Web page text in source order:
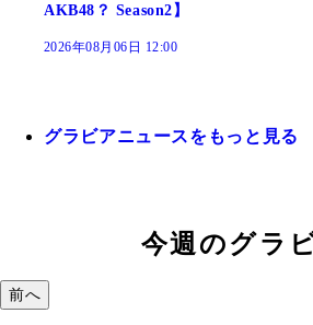
AKB48？ Season2】
2026年08月06日 12:00
グラビアニュースをもっと見る
今週のグラ
前へ